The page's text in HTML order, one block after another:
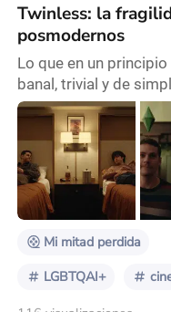
Twinless: la
posmodernos
Lo que en un
banal, trivial y de
a los pocos minutos,
compleja e intricada;
desprenden ejes
soledad, la obsesión
absurdo, la comedia
Twinless (2025) es
Mi mitad perdida
LGBTQAI+